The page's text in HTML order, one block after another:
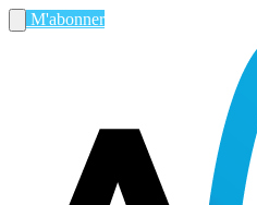
M'abonner